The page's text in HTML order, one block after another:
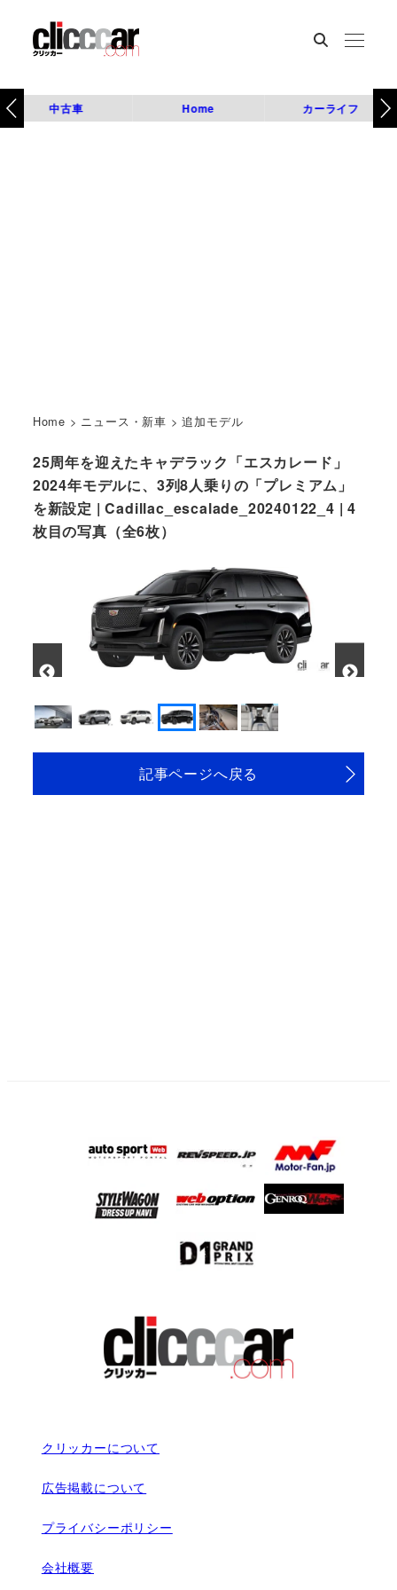
中古車 Home カーライフ
Home > ニュース・新車 >追加モデル
25周年を迎えたキャデラック「エスカレード」
2024年モデルに、3列8人乗りの「プレミアム」
を新設定 | Cadillac_escalade_20240122_4 | 4
枚目の写真（全6枚）
記事ページへ戻る
クリッカーについて
広告掲載について
プライバシーポリシー
会社概要